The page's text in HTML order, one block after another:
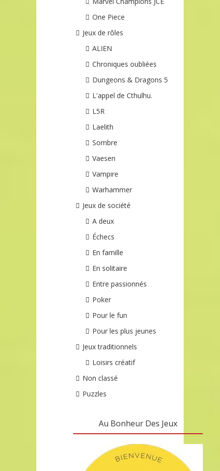
One Piece
Jeux de rôles
ALIEN
Chroniques oubliées
Dungeons & Dragons 5
L'appel de Cthulhu.
L5R
Laelith
Sombre
Vaesen
Vampire
Warhammer
Jeux de société
A deux
Échecs
En famille
En solitaire
Entre passionnés
Poker
Pour le fun
Pour les plus jeunes
Jeux traditionnels
Loisirs créatif
Non classé
Puzzles
Au Bonheur Des Jeux